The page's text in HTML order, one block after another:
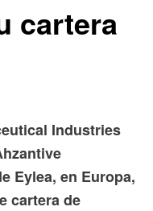
cartera
Industries
Eylea, en Europa,
cartera de